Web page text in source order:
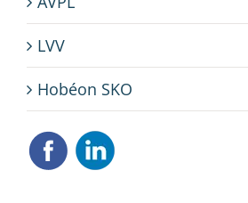
LVV
Hobéon SKO